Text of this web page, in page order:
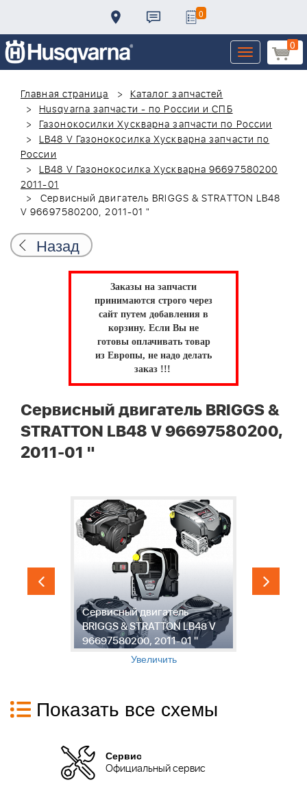
0
0
Toggle
navigation
Главная страница
Каталог запчастей
Husqvarna запчасти - по России и СПБ
Газонокосилки Хускварна запчасти по России
LB48 V Газонокосилка Хускварна запчасти по
России
LB48 V Газонокосилка Хускварна 96697580200
2011-01
Сервисный двигатель BRIGGS & STRATTON LB48
V 96697580200, 2011-01 "
Назад
Заказы на запчасти
принимаются строго через
сайт путем добавления в
корзину. Если Вы не
готовы оплачивать товар
из Европы, не надо делать
заказ !!!
Сервисный двигатель BRIGGS &
STRATTON LB48 V 96697580200,
2011-01 "
Сервисный двигатель
BRIGGS & STRATTON LB48 V
96697580200, 2011-01 "
Увеличить
Показать все схемы
Сервис
Официальный сервис